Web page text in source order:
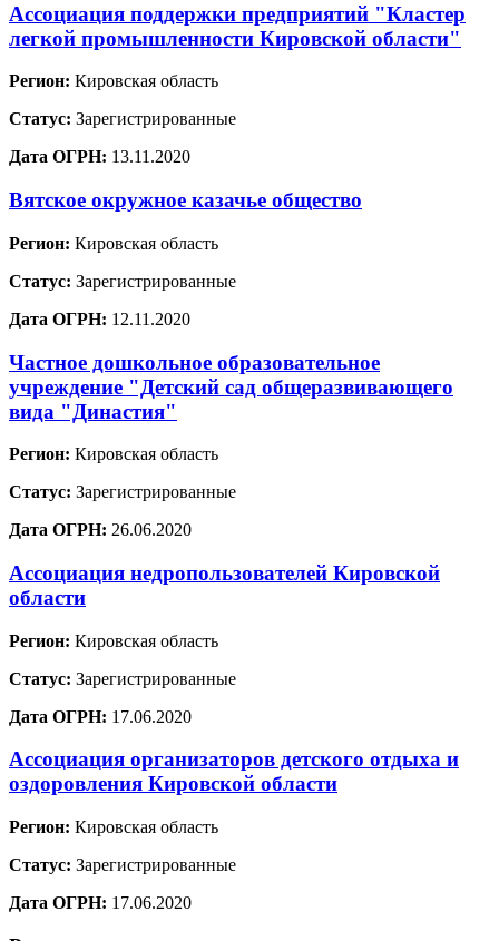
Ассоциация поддержки предприятий "Кластер
легкой промышленности Кировской области"
Регион: Кировская область
Статус: Зарегистрированные
Дата ОГРН: 13.11.2020
Вятское окружное казачье общество
Регион: Кировская область
Статус: Зарегистрированные
Дата ОГРН: 12.11.2020
Частное дошкольное образовательное
учреждение "Детский сад общеразвивающего
вида "Династия"
Регион: Кировская область
Статус: Зарегистрированные
Дата ОГРН: 26.06.2020
Ассоциация недропользователей Кировской
области
Регион: Кировская область
Статус: Зарегистрированные
Дата ОГРН: 17.06.2020
Ассоциация организаторов детского отдыха и
оздоровления Кировской области
Регион: Кировская область
Статус: Зарегистрированные
Дата ОГРН: 17.06.2020